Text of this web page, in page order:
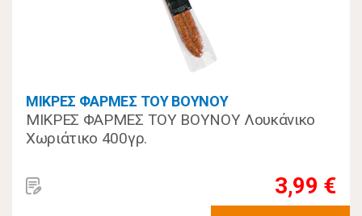
ΜΙΚΡΕΣ ΦΑΡΜΕΣ ΤΟΥ ΒΟΥΝΟΥ
ΜΙΚΡΕΣ ΦΑΡΜΕΣ ΤΟΥ ΒΟΥΝΟΥ Λουκάνικο
Χωριάτικο 400γρ.
3,99 €